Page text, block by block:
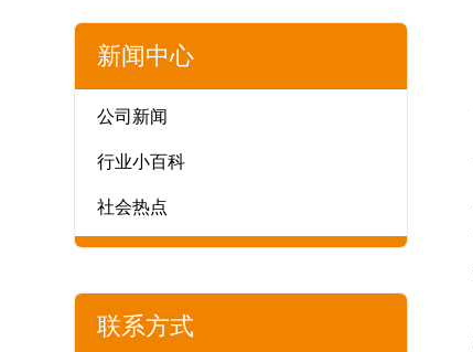
新闻中心
公司新闻
行业小百科
社会热点
联系方式